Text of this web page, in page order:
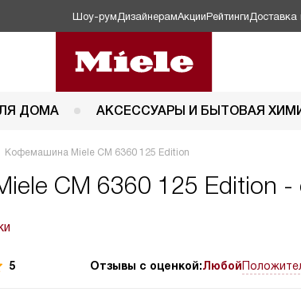
Шоу-рум ДизайнерамАкцииРейтинги Доставка
ДОМА АКСЕССУАРЫ И БЫТОВАЯ
Кофемашина Miele CM 6360 125 Edition
CM 6360 125 Edition -
5 Отзывы с оценкой:Любой